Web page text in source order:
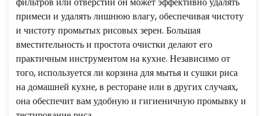
примеси и удалять лишнюю влагу, обеспечивая чистоту
и чистоту промытых рисовых зерен. Большая
вместительность и простота очистки делают его
практичным инструментом на кухне. Независимо от
того, используется ли корзина для мытья и сушки риса
на домашней кухне, в ресторане или в других случаях,
она обеспечит вам удобную и гигиеничную промывку и